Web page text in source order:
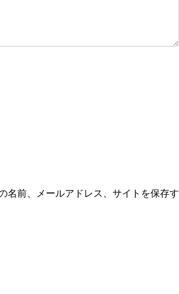
名前、メールアドレス、サイトを保存す